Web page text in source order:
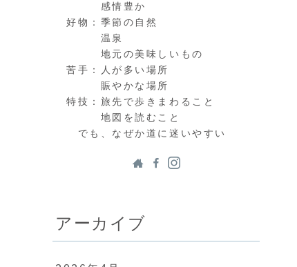
感情豊か
好物：季節の自然
温泉
地元の美味しいもの
苦手：人が多い場所
賑やかな場所
特技：旅先で歩きまわること
地図を読むこと
でも、なぜか道に迷いやすい
アーカイブ